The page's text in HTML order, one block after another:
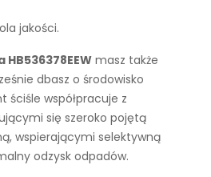
jakości.
masz także
dbasz o środowisko
ściśle współpracuje z
się szeroko pojętą
wspierającymi selektywną
odzysk odpadów.